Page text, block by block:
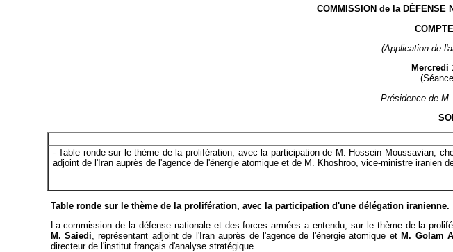
COMMISSION de la DÉFENSE
(Application de
Mercredi
Présidence de
- Table ronde sur le thème de la prolifération, avec la participation de M. Hossein Moussavian,
adjoint de l'Iran auprès de l'agence de l'énergie atomique et de M. Khoshroo, vice-ministre iranien
Table ronde sur le thème de la prolifération, avec la participation d'une délégation iranienne.
La commission de la défense nationale et des forces armées a entendu, sur le thème de la
M. Saiedi , représentant adjoint de l'Iran auprès de l'agence de l'énergie atomique et M. Golam
directeur de l'institut français d'analyse stratégique.